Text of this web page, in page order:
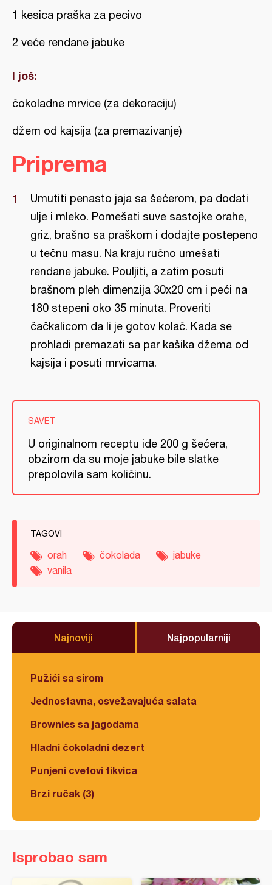
1 kesica praška za pecivo
2 veće rendane jabuke
I još:
čokoladne mrvice (za dekoraciju)
džem od kajsija (za premazivanje)
Priprema
Umutiti penasto jaja sa šećerom, pa dodati
ulje i mleko. Pomešati suve sastojke orahe,
griz, brašno sa praškom i dodajte postepeno
u tečnu masu. Na kraju ručno umešati
rendane jabuke. Pouljiti, a zatim posuti
brašnom pleh dimenzija 30x20 cm i peći na
180 stepeni oko 35 minuta. Proveriti
čačkalicom da li je gotov kolač. Kada se
prohladi premazati sa par kašika džema od
kajsija i posuti mrvicama.
SAVET
U originalnom receptu ide 200 g šećera,
obzirom da su moje jabuke bile slatke
prepolovila sam količinu.
TAGOVI
orah čokolada
jabuke
vanila
Najnoviji Najpopularniji
Pužići sa sirom
Jednostavna, osvežavajuća salata
Brownies sa jagodama
Hladni čokoladni dezert
Punjeni cvetovi tikvica
Brzi ručak (3)
Isprobao sam